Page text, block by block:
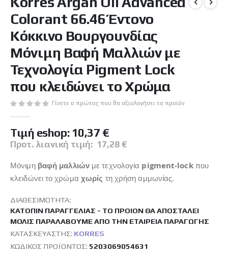
της
συλλογής
εικόνων
Colorant 66.46 Έντονο
Κόκκινο Βουργουνδίας
Μόνιμη Βαφή Μαλλιών με
Τεχνολογία Pigment Lock
που κλειδώνει το Χρώμα
Γίνετε ο πρώτος που θα αξιολογήσει το προϊόν
Tιμή eshop: 10,37 €
Προτ. λιανική τιμή: 17,28 €
Μόνιμη βαφή μαλλιών με τεχνολογία pigment-lock που
κλειδώνει το χρώμα χωρίς τη χρήση αμμωνίας.
ΔΙΑΘΕΣΙΜΌΤΗΤΑ:
ΚΑΤΌΠΙΝ ΠΑΡΑΓΓΕΛΊΑΣ - ΤΟ ΠΡΟΙΌΝ ΘΑ ΑΠΟΣΤΑΛΕΊ
ΜΌΛΙΣ ΠΑΡΑΛΆΒΟΥΜΕ ΑΠΌ ΤΗΝ ΕΤΑΙΡΕΊΑ ΠΑΡΑΓΩΓΉΣ
ΚΑΤΑΣΚΕΥΑΣΤΉΣ: KORRES
ΚΩΔΙΚΌΣ ΠΡΟΪΌΝΤΟΣ 5203069054631